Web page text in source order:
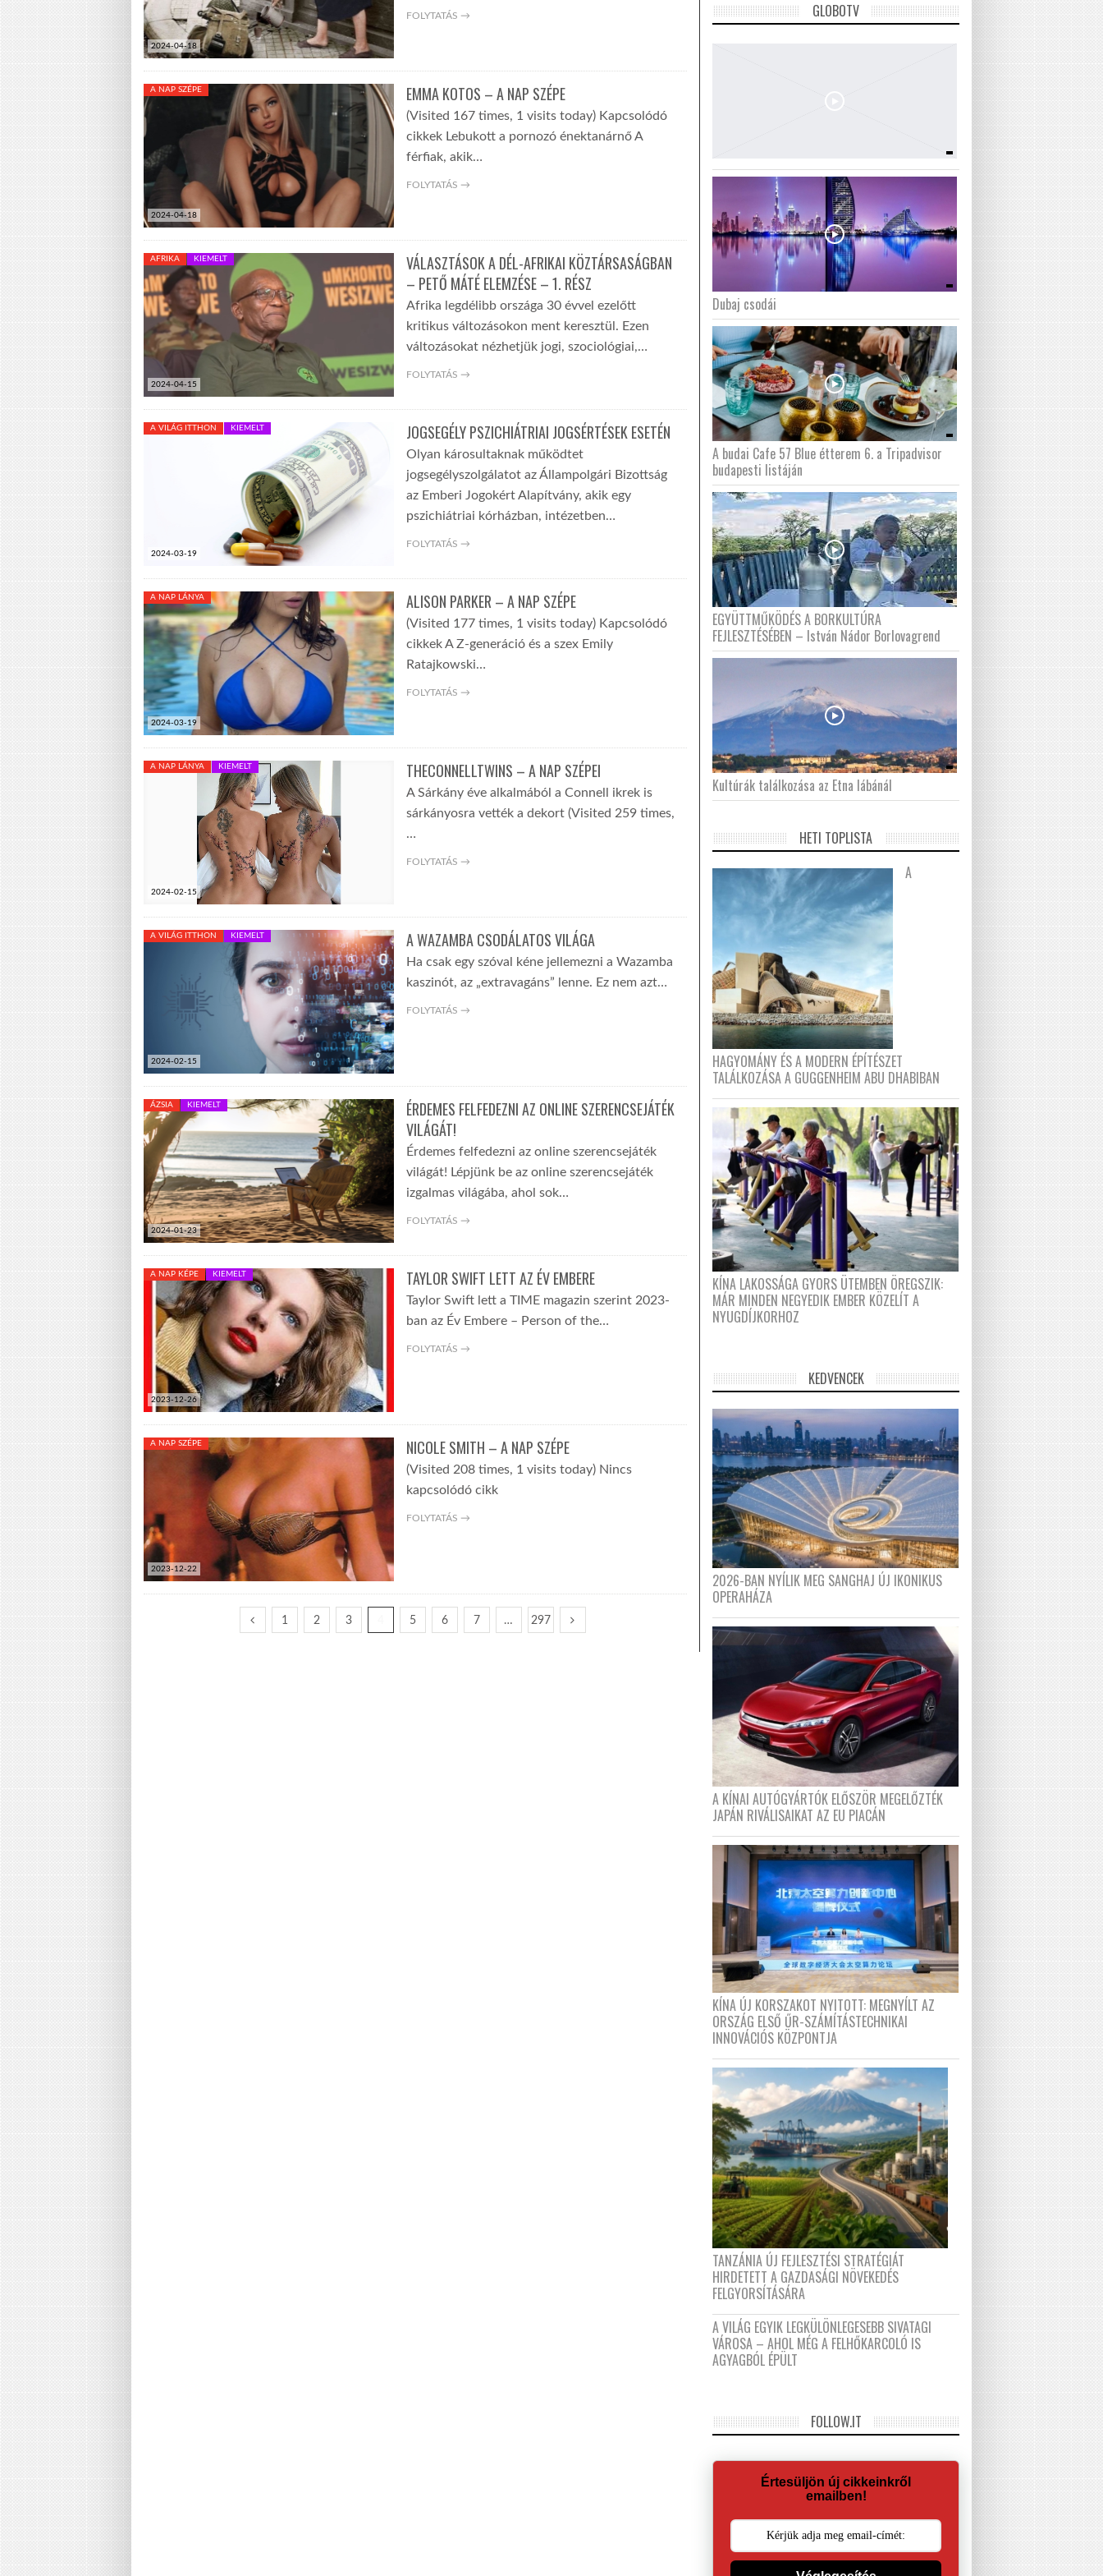
2024-04-18
FOLYTATÁS →
2024-04-18
A NAP SZÉPE EMMA KOTOS – A NAP SZÉPE
(Visited 167 times, 1 visits today) Kapcsolódó
cikkek Lebukott a pornozó énektanárnő A
férfiak, akik…
FOLYTATÁS →
2024-04-15
AFRIKA KIEMELT
VÁLASZTÁSOK A DÉL-AFRIKAI KÖZTÁRSASÁGBAN
– PETŐ MÁTÉ ELEMZÉSE – 1. RÉSZ
Afrika legdélibb országa 30 évvel ezelőtt
kritikus változásokon ment keresztül. Ezen
változásokat nézhetjük jogi, szociológiai,…
FOLYTATÁS →
2024-03-19
A VILÁG ITTHON KIEMELT JOGSEGÉLY PSZICHIÁTRIAI JOGSÉRTÉSEK ESETÉN
Olyan károsultaknak működtet
jogsegélyszolgálatot az Állampolgári Bizottság
az Emberi Jogokért Alapítvány, akik egy
pszichiátriai kórházban, intézetben…
FOLYTATÁS →
2024-03-19
A NAP LÁNYA ALISON PARKER – A NAP SZÉPE
(Visited 177 times, 1 visits today) Kapcsolódó
cikkek A Z-generáció és a szex Emily
Ratajkowski…
FOLYTATÁS →
2024-02-15
A NAP LÁNYA KIEMELT THECONNELLTWINS – A NAP SZÉPEI
A Sárkány éve alkalmából a Connell ikrek is
sárkányosra vették a dekort (Visited 259 times,
…
FOLYTATÁS →
2024-02-15
A VILÁG ITTHON KIEMELT A WAZAMBA CSODÁLATOS VILÁGA
Ha csak egy szóval kéne jellemezni a Wazamba
kaszinót, az „extravagáns” lenne. Ez nem azt…
FOLYTATÁS →
2024-01-23
ÁZSIA KIEMELT
ÉRDEMES FELFEDEZNI AZ ONLINE SZERENCSEJÁTÉK
VILÁGÁT!
Érdemes felfedezni az online szerencsejáték
világát! Lépjünk be az online szerencsejáték
izgalmas világába, ahol sok…
FOLYTATÁS →
2023-12-26
A NAP KÉPE KIEMELT TAYLOR SWIFT LETT AZ ÉV EMBERE
Taylor Swift lett a TIME magazin szerint 2023-
ban az Év Embere – Person of the…
FOLYTATÁS →
2023-12-22
A NAP SZÉPE NICOLE SMITH – A NAP SZÉPE
(Visited 208 times, 1 visits today) Nincs
kapcsolódó cikk
FOLYTATÁS →
1 2 3 5 6 7 … 297
GLOBOTV
Dubaj csodái
A budai Cafe 57 Blue étterem 6. a Tripadvisor
budapesti listáján
EGYÜTTMŰKÖDÉS A BORKULTÚRA
FEJLESZTÉSÉBEN – István Nádor Borlovagrend
Kultúrák találkozása az Etna lábánál
HETI TOPLISTA
A
HAGYOMÁNY ÉS A MODERN ÉPÍTÉSZET
TALÁLKOZÁSA A GUGGENHEIM ABU DHABIBAN
KÍNA LAKOSSÁGA GYORS ÜTEMBEN ÖREGSZIK:
MÁR MINDEN NEGYEDIK EMBER KÖZELÍT A
NYUGDÍJKORHOZ
KEDVENCEK
2026-BAN NYÍLIK MEG SANGHAJ ÚJ IKONIKUS
OPERAHÁZA
A KÍNAI AUTÓGYÁRTÓK ELŐSZÖR MEGELŐZTÉK
JAPÁN RIVÁLISAIKAT AZ EU PIACÁN
KÍNA ÚJ KORSZAKOT NYITOTT: MEGNYÍLT AZ
ORSZÁG ELSŐ ŰR-SZÁMÍTÁSTECHNIKAI
INNOVÁCIÓS KÖZPONTJA
TANZÁNIA ÚJ FEJLESZTÉSI STRATÉGIÁT
HIRDETETT A GAZDASÁGI NÖVEKEDÉS
FELGYORSÍTÁSÁRA
A VILÁG EGYIK LEGKÜLÖNLEGESEBB SIVATAGI
VÁROSA – AHOL MÉG A FELHŐKARCOLÓ IS
AGYAGBÓL ÉPÜLT
FOLLOW.IT
Értesüljön új cikkeinkről
emailben!